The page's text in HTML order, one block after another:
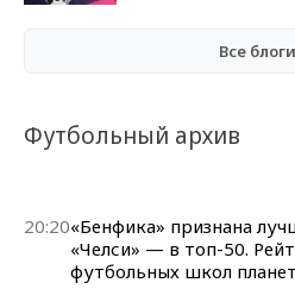
Все
Футбольный архив
20:20«Бенфика» признана
«Челси» — в топ-50.
футбольных школ